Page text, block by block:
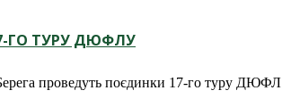
ГО ТУРУ ДЮФЛУ
проведуть поєдинки 17-го туру ДЮФЛ